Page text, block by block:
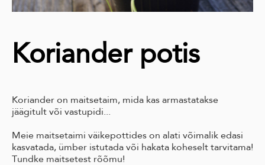
Koriander potis
Koriander on maitsetaim, mida kas armastatakse
jäägitult või vastupidi...
Meie maitsetaimi väikepottides on alati võimalik edasi
kasvatada, ümber istutada või hakata koheselt tarvitama!
Tundke maitsetest rõõmu!